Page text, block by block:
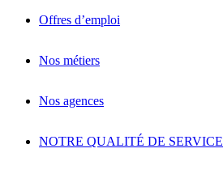
Offres d’emploi
Nos métiers
Nos agences
NOTRE QUALITÉ DE SERVICE